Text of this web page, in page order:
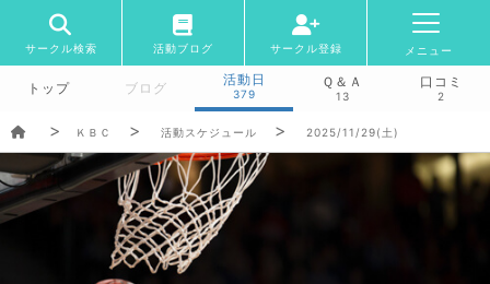
サークル検索 活動ブログ サークル登録 メニュー
トップ ブログ
活動日
379
Ｑ＆Ａ
13
口コミ
2
ＫＢＣ 活動スケジュール 2025/11/29(土)